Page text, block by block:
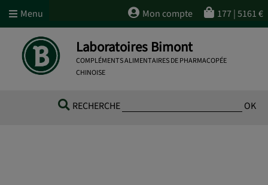
Laboratoires Bimont
COMPLÉMENTS ALIMENTAIRES DE PHARMACOPÉE
CHINOISE
RECHERCHE OK
Menu Mon compte 177|5161€